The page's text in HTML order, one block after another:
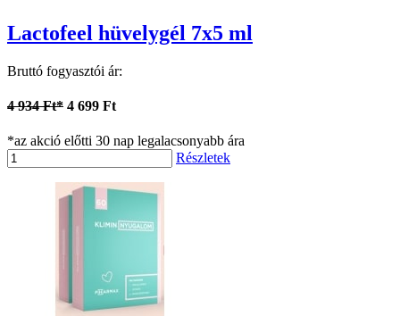
Lactofeel hüvelygél 7x5 ml
Bruttó fogyasztói ár:
4 934 Ft* 4 699 Ft
*az akció előtti 30 nap legalacsonyabb ára
Részletek